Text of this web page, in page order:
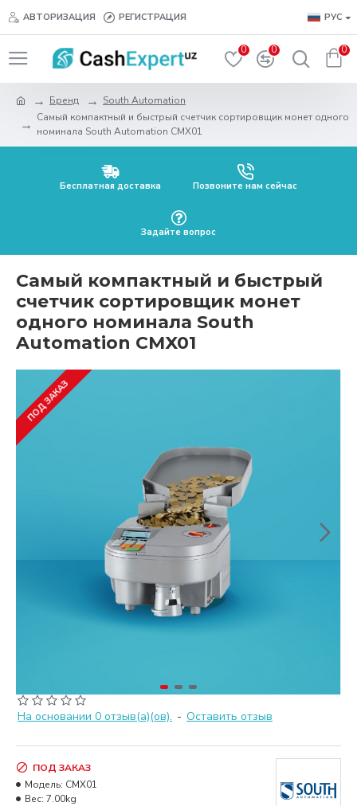
АВТОРИЗАЦИЯ РЕГИСТРАЦИЯ РУС
0 0 0
Бренд
South Automation
Самый компактный и быстрый счетчик сортировщик монет одного
номинала South Automation CMX01
Бесплатная доставка Позвоните нам сейчас
Задайте вопрос
Самый компактный и быстрый
счетчик сортировщик монет
одного номинала South
Automation CMX01
ПОД ЗАКАЗ
На основании 0 отзыв(а)(ов). - Оставить отзыв
ПОД ЗАКАЗ
Модель: CMX01
Вес: 7.00kg